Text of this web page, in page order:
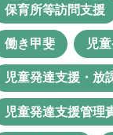
ルーチ
ルーチ
ロボッ
事業所
保育所等訪問支援
働き甲斐 児
児童発達支援・放
児童発達支援管理